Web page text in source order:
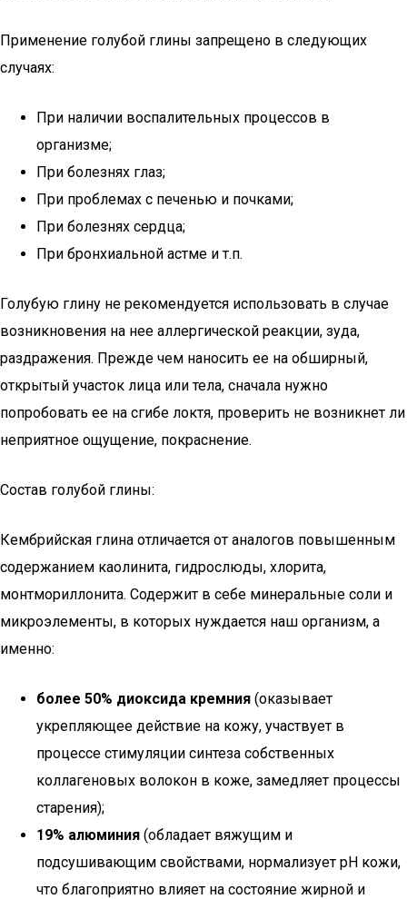
Применение голубой глины запрещено в следующих
случаях:
При наличии воспалительных процессов в
организме;
При болезнях глаз;
При проблемах с печенью и почками;
При болезнях сердца;
При бронхиальной астме и т.п.
Голубую глину не рекомендуется использовать в случае
возникновения на нее аллергической реакции, зуда,
раздражения. Прежде чем наносить ее на обширный,
открытый участок лица или тела, сначала нужно
попробовать ее на сгибе локтя, проверить не возникнет ли
неприятное ощущение, покраснение.
Состав голубой глины:
Кембрийская глина отличается от аналогов повышенным
содержанием каолинита, гидрослюды, хлорита,
монтмориллонита. Содержит в себе минеральные соли и
микроэлементы, в которых нуждается наш организм, а
именно:
более 50% диоксида кремния (оказывает
укрепляющее действие на кожу, участвует в
процессе стимуляции синтеза собственных
коллагеновых волокон в коже, замедляет процессы
старения);
19% алюминия (обладает вяжущим и
подсушивающим свойствами, нормализует pH кожи,
что благоприятно влияет на состояние жирной и